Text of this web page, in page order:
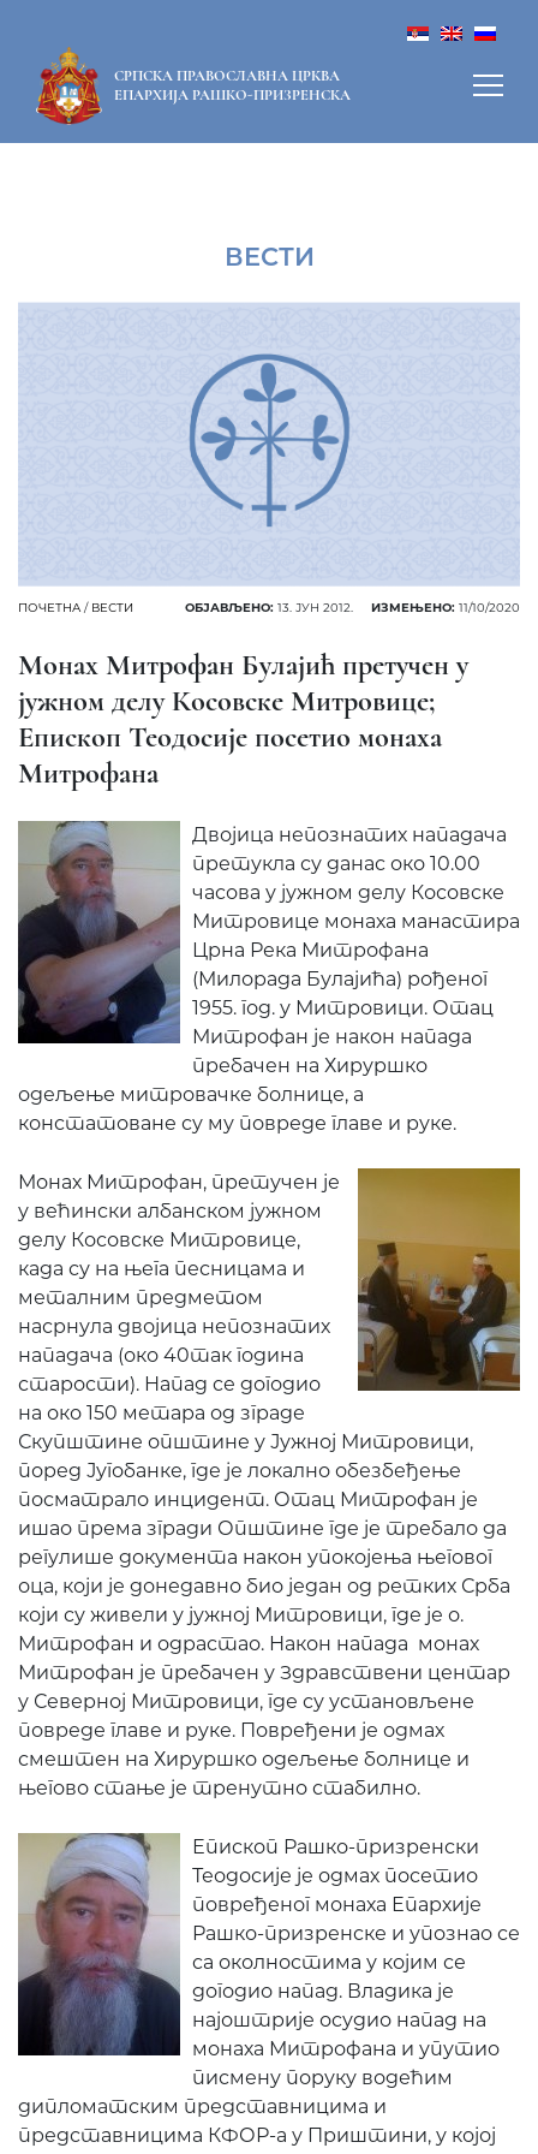
СРПСКА ПРАВОСЛАВНА ЦРКВА
ЕПАРХИЈА РАШКО-ПРИЗРЕНСКА
ВЕСТИ
ПОЧЕТНА / ВЕСТИ ОБЈАВЉЕНО: 13. ЈУН 2012. ИЗМЕЊЕНО: 11/10/2020
Монах Митрофан Булајић претучен у
јужном делу Косовске Митровице;
Епископ Теодосије посетио монаха
Митрофана
Двојица непознатих нападача
претукла су данас око 10.00
часова у јужном делу Косовске
Митровице монаха манастира
Црна Река Митрофана
(Милорада Булајића) рођеног
1955. год. у Митровици. Отац
Митрофан је након напада
пребачен на Хируршко
одељење митровачке болнице, а
констатоване су му повреде главе и руке.
Монах Митрофан, претучен је
у већински албанском јужном
делу Косовске Митровице,
када су на њега песницама и
металним предметом
насрнула двојица непознатих
нападача (око 40так година
старости). Напад се догодио
на око 150 метара од зграде
Скупштине општине у Јужној Митровици,
поред Југобанке, где је локално обезбеђење
посматрало инцидент. Отац Митрофан је
ишао према згради Општине где је требало да
регулише документа након упокојења његовог
оца, који је донедавно био један од ретких Срба
који су живели у јужној Митровици, где је о.
Митрофан и одрастао. Након напада монах
Митрофан је пребачен у Здравствени центар
у Северној Митровици, где су установљене
повреде главе и руке. Повређени је одмах
смештен на Хируршко одељење болнице и
његово стање је тренутно стабилно.
Епископ Рашко-призренски
Теодосије је одмах посетио
повређеног монаха Епархије
Рашко-призренске и упознао се
са околностима у којим се
догодио напад. Владика је
најоштрије осудио напад на
монаха Митрофана и упутио
писмену поруку водећим
дипломатским представницима и
представницима КФОР-а у Приштини, у којој